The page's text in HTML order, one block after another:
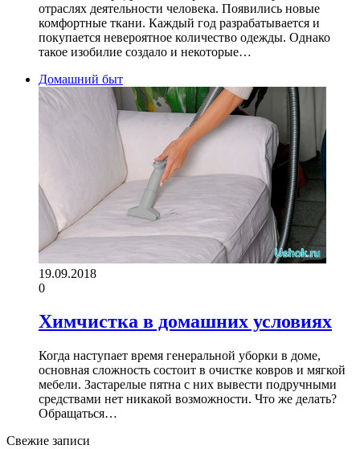
отраслях деятельности человека. Появились новые
комфортные ткани. Каждый год разрабатывается и
покупается невероятное количество одежды. Однако
такое изобилие создало и некоторые…
Домашний быт
19.09.2018
0
Химчистка в домашних условиях
Когда наступает время генеральной уборки в доме,
основная сложность состоит в очистке ковров и мягкой
мебели. Застарелые пятна с них вывести подручными
средствами нет никакой возможности. Что же делать?
Обращаться…
Свежие записи